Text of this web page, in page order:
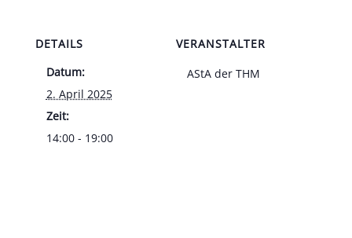
DETAILS
Datum:
2. April 2025
Zeit:
14:00 - 19:00
VERANSTALTER
AStA der THM